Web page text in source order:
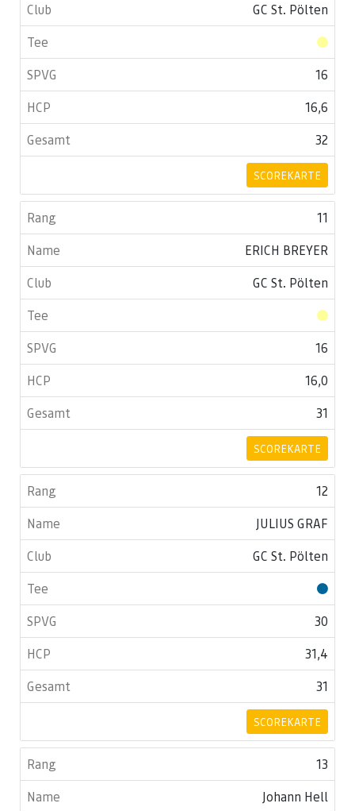
GC St. Pölten
16
16,6
32
SCOREKARTE
11
ERICH BREYER
GC St. Pölten
16
16,0
31
SCOREKARTE
12
JULIUS GRAF
GC St. Pölten
30
31,4
31
SCOREKARTE
13
Johann Hell